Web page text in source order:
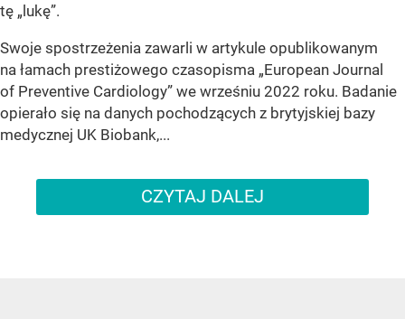
tę „lukę”.
Swoje spostrzeżenia zawarli w artykule opublikowanym
na łamach prestiżowego czasopisma „European Journal
of Preventive Cardiology” we wrześniu 2022 roku. Badanie
opierało się na danych pochodzących z brytyjskiej bazy
medycznej UK Biobank,...
CZYTAJ DALEJ